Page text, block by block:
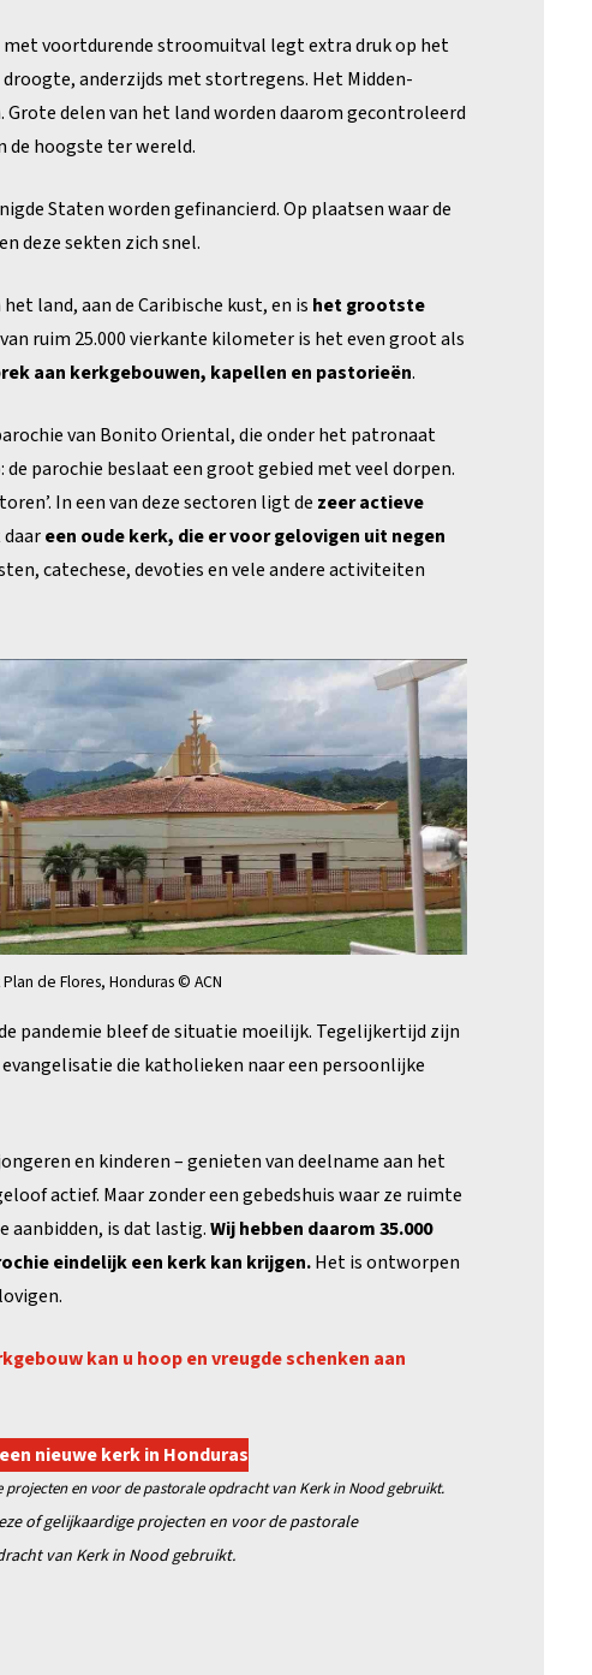
met voortdurende stroomuitval legt extra druk op het
anderzijds met stortregens. Het Midden-
delen van het land worden daarom gecontroleerd
de hoogste ter wereld.
Staten worden gefinancierd. Op plaatsen waar de
deze sekten zich snel.
land, aan de Caribische kust, en is het grootste
ruim 25.000 vierkante kilometer is het even groot als
aan kerkgebouwen, kapellen en pastorieën.
van Bonito Oriental, die onder het patronaat
parochie beslaat een groot gebied met veel dorpen.
In een van deze sectoren ligt de zeer actieve
een oude kerk, die er voor gelovigen uit negen
catechese, devoties en vele andere activiteiten
de Flores, Honduras © ACN
pandemie bleef de situatie moeilijk. Tegelijkertijd zijn
die katholieken naar een persoonlijke
en kinderen – genieten van deelname aan het
actief. Maar zonder een gebedshuis waar ze ruimte
aanbidden, is dat lastig.Wij hebben daarom 35.000
eindelijk een kerk kan krijgen.Het is ontworpen
kan u hoop en vreugde schenken aan
nieuwe kerk in Honduras
en voor de pastorale opdracht van Kerk in Nood gebruikt.
of gelijkaardige projecten en voor de pastorale
van Kerk in Nood gebruikt.